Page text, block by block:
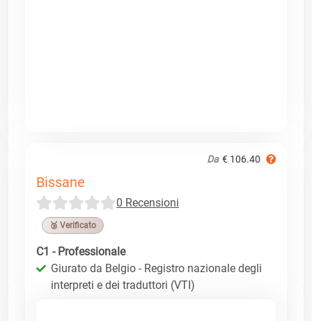
Da € 106.40
Bissane
0 Recensioni
🥉 Verificato
C1 - Professionale
Giurato da Belgio - Registro nazionale degli
interpreti e dei traduttori (VTI)